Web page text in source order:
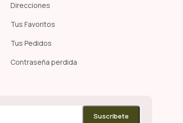
Direcciones
Tus Favoritos
Tus Pedidos
Contraseña perdida